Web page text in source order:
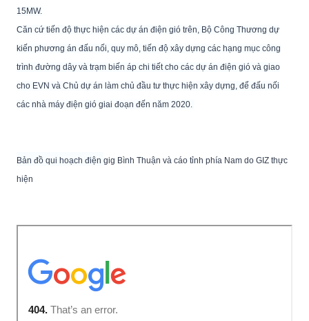
15MW.
Căn cứ tiến độ thực hiện các dự án điện gió trên, Bộ Công Thương dự
kiến phương án đấu nối, quy mô, tiến độ xây dựng các hạng mục công
trình đường dây và trạm biến áp chi tiết cho các dự án điện gió và giao
cho EVN và Chủ dự án làm chủ đầu tư thực hiện xây dựng, để đấu nối
các nhà máy điện gió giai đoạn đến năm 2020.
Bản đồ qui hoạch điện gig Bình Thuận và cáo tỉnh phía Nam do GIZ thực
hiện